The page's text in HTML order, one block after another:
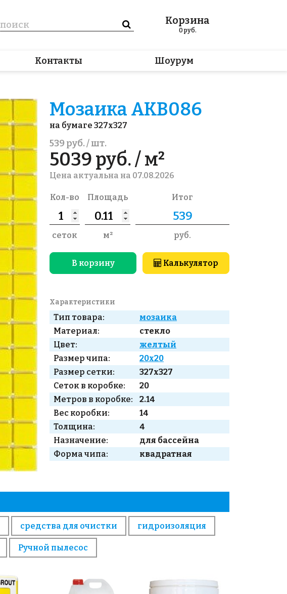
Корзина
0руб.
Контакты Шоурум
Мозаика AKB086
на бумаге 327x327
539 руб. / шт.
5039 руб. / м²
Цена актуальна на 07.08.2026
Кол-во
сеток
Площадь
м²
Итог
руб.
В корзину Калькулятор
Характеристики
Тип товара:
мозаика
Материал:
стекло
Цвет:
желтый
Размер чипа:
20x20
Размер сетки:
327x327
Сеток в коробке:
20
Метров в коробке:
2.14
Вес коробки:
14
Толщина:
4
Назначение:
для бассейна
Форма чипа:
квадратная
средства для очистки гидроизоляция
Ручной пылесос